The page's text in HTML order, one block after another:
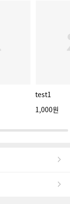
test1
1,000원